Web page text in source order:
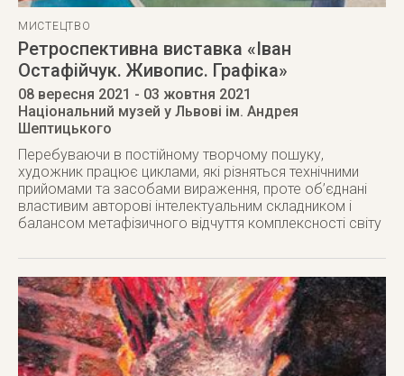
МИСТЕЦТВО
Ретроспективна виставка «Іван
Остафійчук. Живопис. Графіка»
08 вересня 2021 - 03 жовтня 2021
Національний музей у Львові ім. Андрея
Шептицького
Перебуваючи в постійному творчому пошуку,
художник працює циклами, які різняться технічними
прийомами та засобами вираження, проте об’єднані
властивим авторові інтелектуальним складником і
балансом метафізичного відчуття комплексності світу